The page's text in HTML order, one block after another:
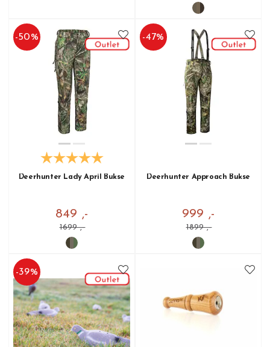
-50%
Deerhunter Lady April Bukse
849 ,-
1699 ,-
-47%
Deerhunter Approach Bukse
999 ,-
1899 ,-
-39%